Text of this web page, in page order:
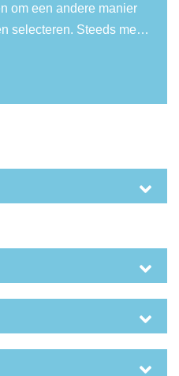
om een andere manier
selecteren. Steeds meer
naar manieren om
dan diploma’s,